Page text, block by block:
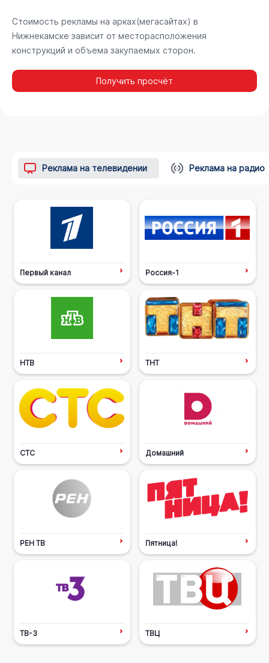
Стоимость рекламы на арках(мегасайтах) в
Нижнекамске зависит от месторасположения
конструкций и объема закупаемых сторон.
Получить просчёт
Реклама на телевидении Реклама на радио
Первый канал Россия-1
НТВ ТНТ
СТС Домашний
РЕН ТВ Пятница!
ТВ-3 ТВЦ